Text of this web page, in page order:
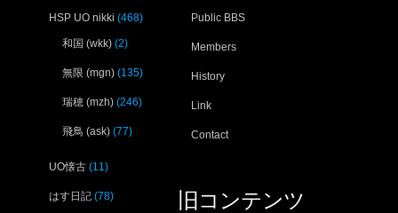
Public BBS
Members
History
Link
Contact
旧コンテンツ
HSP UO nikki (468)
和国 (wkk) (2)
無限 (mgn) (135)
瑞穂 (mzh) (246)
飛鳥 (ask) (77)
UO懐古 (11)
はす日記 (78)